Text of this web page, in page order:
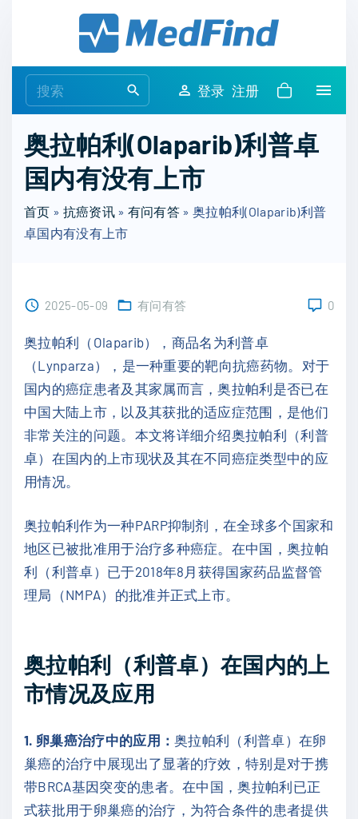
e
r
c
h
f
登录 注册
奥拉帕利(Olaparib)利普卓
国内有没有上市
首页 » 抗癌资讯» 有问有答 »奥拉帕利(Olaparib)利普
卓国内有没有上市
2025-05-09 有问有答 0
奥拉帕利（Olaparib），商品名为利普卓
（Lynparza），是一种重要的靶向抗癌药物。对于
国内的癌症患者及其家属而言，奥拉帕利是否已在
中国大陆上市，以及其获批的适应症范围，是他们
非常关注的问题。本文将详细介绍奥拉帕利（利普
卓）在国内的上市现状及其在不同癌症类型中的应
用情况。
奥拉帕利作为一种PARP抑制剂，在全球多个国家和
地区已被批准用于治疗多种癌症。在中国，奥拉帕
利（利普卓）已于2018年8月获得国家药品监督管
理局（NMPA）的批准并正式上市。
奥拉帕利（利普卓）在国内的上
市情况及应用
1. 卵巢癌治疗中的应用：奥拉帕利（利普卓）在卵
巢癌的治疗中展现出了显著的疗效，特别是对于携
带BRCA基因突变的患者。在中国，奥拉帕利已正
式获批用于卵巢癌的治疗，为符合条件的患者提供